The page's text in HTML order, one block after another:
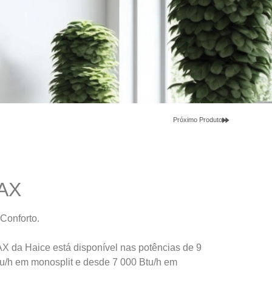
Próximo Produto
da Haice está disponível nas potências de 9
h em monosplit e desde 7 000 Btu/h em